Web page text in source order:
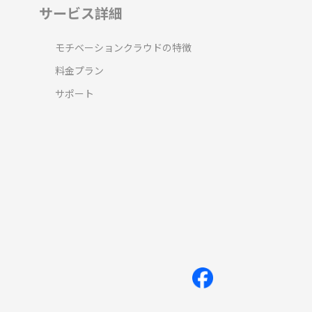
サービス詳細
モチベーションクラウドの特徴
料金プラン
サポート